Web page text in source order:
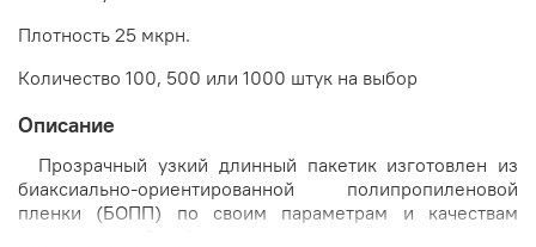
Плотность 25 мкрн.
Количество 100, 500 или 1000 штук на выбор
Описание
Прозрачный узкий длинный пакетик изготовлен из
биаксиально-ориентированной полипропиленовой
пленки (БОПП) по своим параметрам и качествам